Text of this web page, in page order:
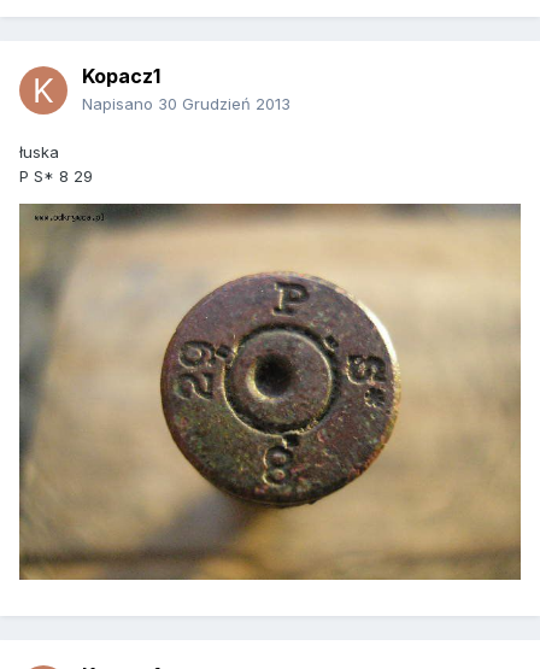
Kopacz1
Napisano 30 Grudzień 2013
łuska
P S* 8 29